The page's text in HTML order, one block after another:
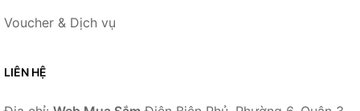
Voucher & Dịch vụ
LIÊN HỆ